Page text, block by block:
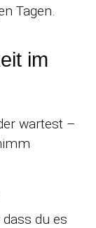
Tagen.
im
wartest –
du es